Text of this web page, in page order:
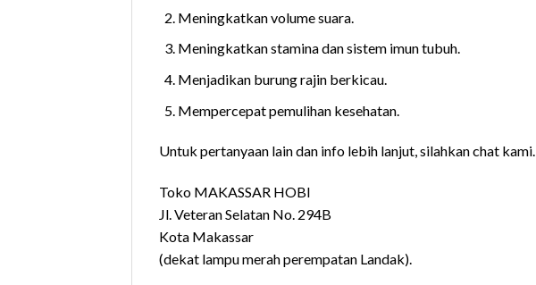
Meningkatkan volume suara.
Meningkatkan stamina dan sistem imun tubuh.
Menjadikan burung rajin berkicau.
Mempercepat pemulihan kesehatan.
Untuk pertanyaan lain dan info lebih lanjut, silahkan chat kami.
Toko MAKASSAR HOBI
Jl. Veteran Selatan No. 294B
Kota Makassar
(dekat lampu merah perempatan Landak).